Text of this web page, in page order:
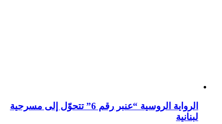
الرواية الروسية “عنبر رقم 6” تتحوّل إلى مسرحية
لبنانية